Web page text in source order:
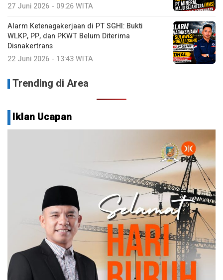
27 Juni 2026 - 09:26 WITA
Alarm Ketenagakerjaan di PT SGHI: Bukti
WLKP, PP, dan PKWT Belum Diterima
Disnakertrans
22 Juni 2026 - 13:43 WITA
Trending di Area
Iklan Ucapan